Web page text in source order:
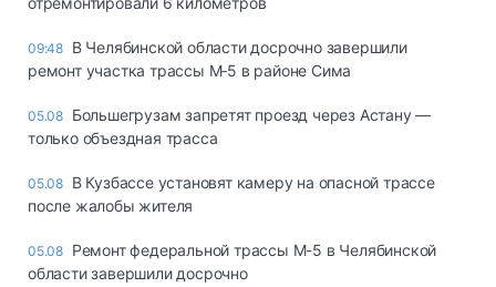
09:48 В Челябинской области досрочно завершили
ремонт участка трассы М‑5 в районе Сима
05.08 Большегрузам запретят проезд через Астану —
только объездная трасса
05.08 В Кузбассе установят камеру на опасной трассе
после жалобы жителя
05.08 Ремонт федеральной трассы М-5 в Челябинской
области завершили досрочно